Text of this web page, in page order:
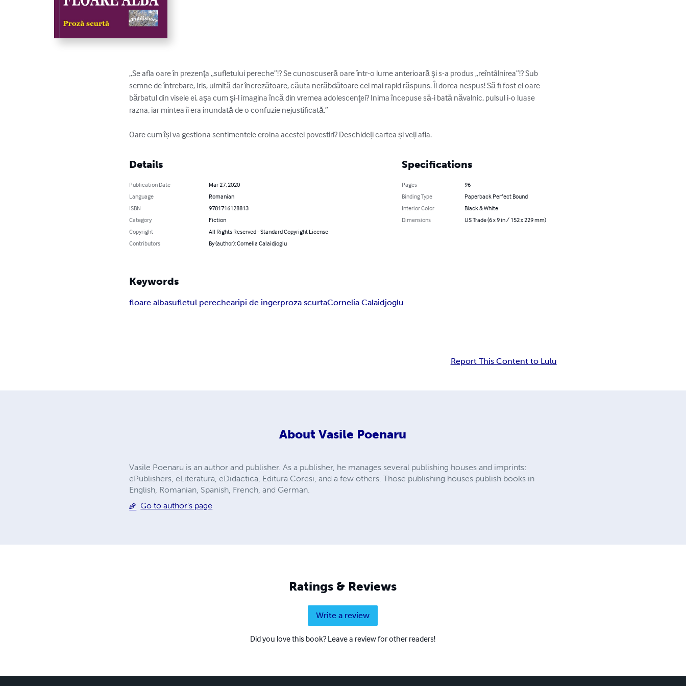
„Se afla oare în prezenţa „sufletului pereche”!? Se cunoscuseră oare într-⁠o lume anterioară şi s-⁠a produs „reîntâlnirea”!? Sub
semne de întrebare, Iris, uimită dar încrezătoare, căuta nerăbdătoare cel mai rapid răspuns. Îl dorea nespus! Să fi fost el oare
bărbatul din visele ei, aşa cum şi-⁠l imagina încă din vremea adolescenţei? Inima începuse să-⁠i bată năvalnic, pulsul i-⁠o luase
razna, iar mintea îi era inundată de o confuzie nejustificată.”
Oare cum își va gestiona sentimentele eroina acestei povestiri? Deschideți cartea și veți afla.
Details
Publication Date
Mar 27, 2020
Language
Romanian
ISBN
9781716128813
Category
Fiction
Copyright
All Rights Reserved - Standard Copyright License
Contributors
By (author): Cornelia Calaidjoglu
Specifications
Pages
96
Binding Type
Paperback Perfect Bound
Interior Color
Black & White
Dimensions
US Trade (6 x 9 in / 152 x 229 mm)
Keywords
floare albasufletul perechearipi de ingerproza scurtaCornelia Calaidjoglu
Report This Content to Lulu
About Vasile Poenaru
Vasile Poenaru is an author and publisher. As a publisher, he manages several publishing houses and imprints:
ePublishers, eLiteratura, eDidactica, Editura Coresi, and a few others. Those publishing houses publish books in
English, Romanian, Spanish, French, and German.
Go to author's page
Ratings & Reviews
Write a review
Did you love this book? Leave a review for other readers!